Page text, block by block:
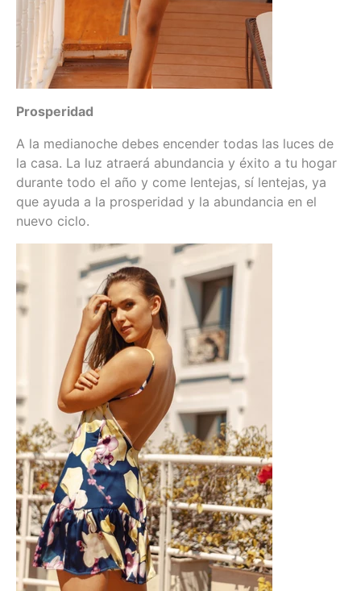
Prosperidad
A la medianoche debes encender todas las luces de
la casa. La luz atraerá abundancia y éxito a tu hogar
durante todo el año y come lentejas, sí lentejas, ya
que ayuda a la prosperidad y la abundancia en el
nuevo ciclo.